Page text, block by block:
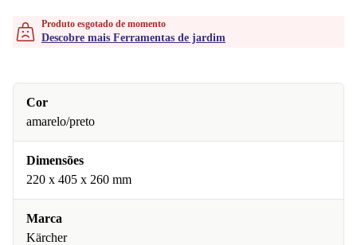
Produto esgotado de momento
Descobre mais Ferramentas de jardim
Cor
amarelo/preto
Dimensões
220 x 405 x 260 mm
Marca
Kärcher